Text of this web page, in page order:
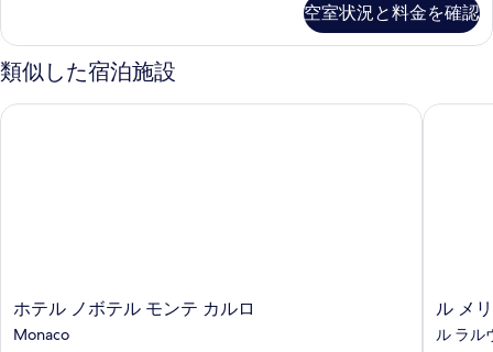
の
写
真
す
べ
て
の
る
シ
ー
ビ
ー
空室状況と料金を確認
類似した宿泊施設
ホ
テ
ル
ホテル ノボテル モンテ カルロ
Monaco
ホテル ノボテル モンテ カルロ
ル
メ
リ
ル メ
ル ラル
ル メリ